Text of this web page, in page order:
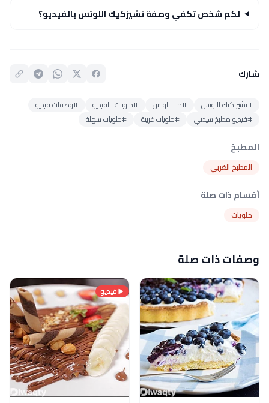
لكم شخص تكفي وصفة تشيزكيك اللوتس بالفيديو؟
شارك
#تشيز كيك اللوتس #حلا اللوتس #حلويات بالفيديو
#وصفات فيديو
#فيديو مطبخ سيدتي
#حلويات غربية #حلويات سهلة
المطبخ
المطبخ الغربي
أقسام ذات صلة
حلويات
وصفات ذات صلة
فيديو